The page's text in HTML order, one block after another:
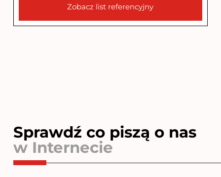
Zobacz list referencyjny
Sprawdź co piszą o nas
w Internecie